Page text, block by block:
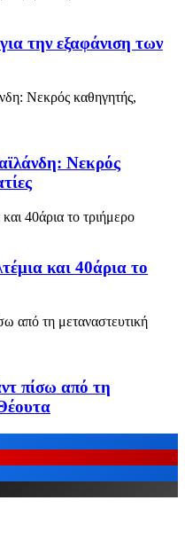
την εξαφάνιση των
Νεκρός
και 40άρια το
πίσω από τη